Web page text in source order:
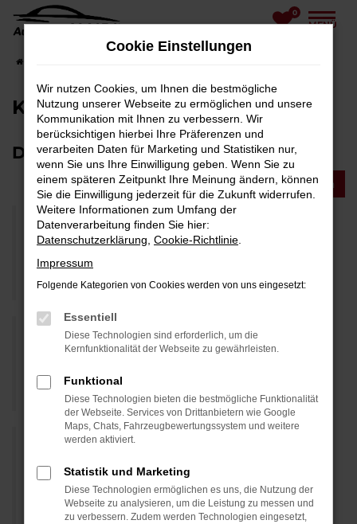
Zum
springen
0
MENÜ
Kundenstimmen
Das schreiben Kunden über uns:
Jetzt Meinung schreiben
Bin immer wieder begeistert von der
Freundlichkeit und dem Service!
Conny L., 17.07.2021
Kompetenter und toller Service. Schnelle,
Heike L., 09.06.2021
War beim Reifen wechseln. Termin war halb
zehn, Auto wurde gleich in die Werkstatt
gefahren und um kurz nach zehn war ich
wieder zu Hause. Felgen waren richtig sauber
Cookie Einstellungen
Wir nutzen Cookies, um Ihnen die bestmögliche
Nutzung unserer Webseite zu ermöglichen und unsere
Kommunikation mit Ihnen zu verbessern. Wir
berücksichtigen hierbei Ihre Präferenzen und
verarbeiten Daten für Marketing und Statistiken nur,
wenn Sie uns Ihre Einwilligung geben. Wenn Sie zu
einem späteren Zeitpunkt Ihre Meinung ändern, können
Sie die Einwilligung jederzeit für die Zukunft widerrufen.
Weitere Informationen zum Umfang der
Datenverarbeitung finden Sie hier:
Datenschutzerklärung Cookie-Richtlinie
Impressum
Folgende Kategorien von Cookies werden von uns eingesetzt:
Essentiell
Diese Technologien sind erforderlich, um die
Kernfunktionalität der Webseite zu gewährleisten.
Funktional
Diese Technologien bieten die bestmögliche Funktionalität
der Webseite. Services von Drittanbietern wie Google
Maps, Chats, Fahrzeugbewertungssystem und weitere
werden aktiviert.
Statistik und Marketing
Diese Technologien ermöglichen es uns, die Nutzung der
Webseite zu analysieren, um die Leistung zu messen und
zu verbessern. Zudem werden Technologien eingesetzt,